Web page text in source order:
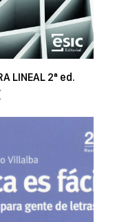
LINEAL 2ª ed.